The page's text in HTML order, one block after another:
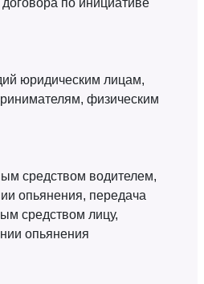
по инициативе
юридическим лицам,
физическим
средством водителем,
опьянения, передача
средством лицу,
опьянения